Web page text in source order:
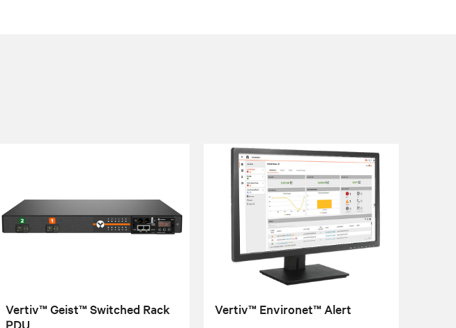
Vertiv™ Geist™ Switched Rack
PDU
Vertiv™ Environet™ Alert